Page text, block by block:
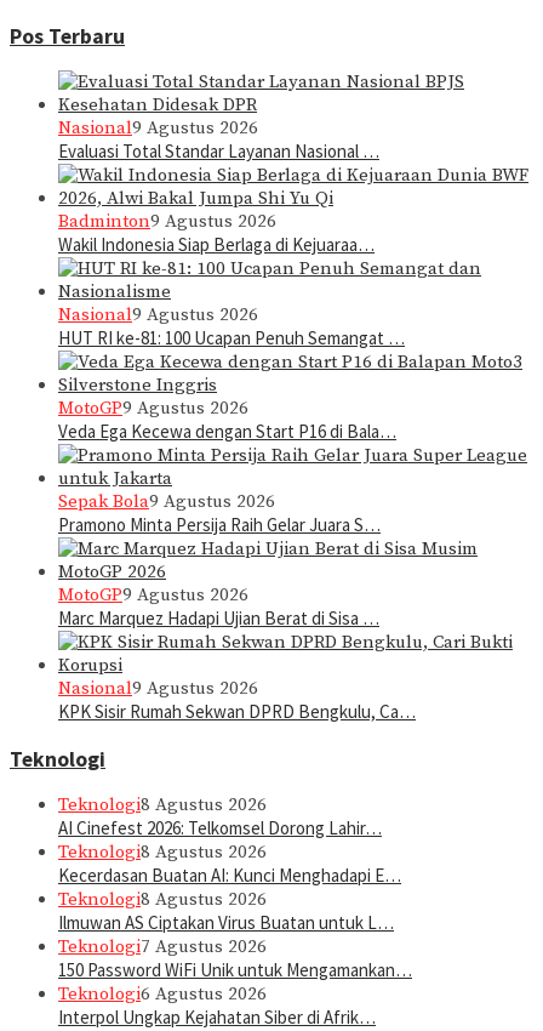
Pos Terbaru
Nasional9 Agustus 2026
Evaluasi Total Standar Layanan Nasional …
Badminton9 Agustus 2026
Wakil Indonesia Siap Berlaga di Kejuaraa…
Nasional9 Agustus 2026
HUT RI ke-81: 100 Ucapan Penuh Semangat …
MotoGP9 Agustus 2026
Veda Ega Kecewa dengan Start P16 di Bala…
Sepak Bola9 Agustus 2026
Pramono Minta Persija Raih Gelar Juara S…
MotoGP9 Agustus 2026
Marc Marquez Hadapi Ujian Berat di Sisa …
Nasional9 Agustus 2026
KPK Sisir Rumah Sekwan DPRD Bengkulu, Ca…
Teknologi
Teknologi8 Agustus 2026
AI Cinefest 2026: Telkomsel Dorong Lahir…
Teknologi8 Agustus 2026
Kecerdasan Buatan AI: Kunci Menghadapi E…
Teknologi8 Agustus 2026
Ilmuwan AS Ciptakan Virus Buatan untuk L…
Teknologi7 Agustus 2026
150 Password WiFi Unik untuk Mengamankan…
Teknologi6 Agustus 2026
Interpol Ungkap Kejahatan Siber di Afrik…